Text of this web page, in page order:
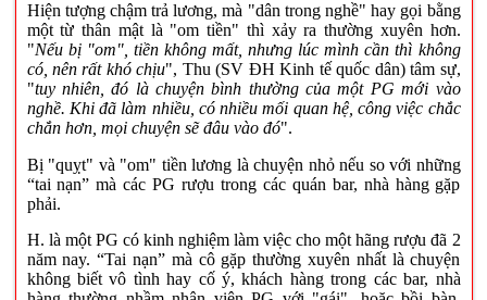
Hiện tượng chậm trả lương, mà "dân trong nghề" hay gọi bằng
một từ thân mật là "om tiền" thì xảy ra thường xuyên hơn.
"Nếu bị "om", tiền không mất, nhưng lúc mình cần thì không
có, nên rất khó chịu", Thu (SV ĐH Kinh tế quốc dân) tâm sự,
"tuy nhiên, đó là chuyện bình thường của một PG mới vào
nghề. Khi đã làm nhiều, có nhiều mối quan hệ, công việc chắc
chắn hơn, mọi chuyện sẽ đâu vào đó".
Bị "quỵt" và "om" tiền lương là chuyện nhỏ nếu so với những
“tai nạn” mà các PG rượu trong các quán bar, nhà hàng gặp
phải.
H. là một PG có kinh nghiệm làm việc cho một hãng rượu đã 2
năm nay. “Tai nạn” mà cô gặp thường xuyên nhất là chuyện
không biết vô tình hay cố ý, khách hàng trong các bar, nhà